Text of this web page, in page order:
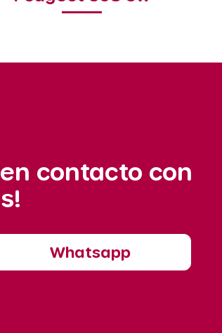
contacto con
Whatsapp